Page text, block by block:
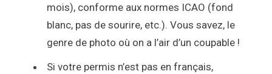
mois), conforme aux normes ICAO (fond
blanc, pas de sourire, etc.). Vous savez, le
genre de photo où on a l’air d’un coupable !
Si votre permis n’est pas en français,